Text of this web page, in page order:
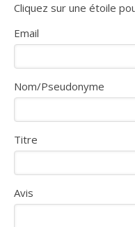
Cliquez sur une étoile
Email
Nom/Pseudonyme
Titre
Avis